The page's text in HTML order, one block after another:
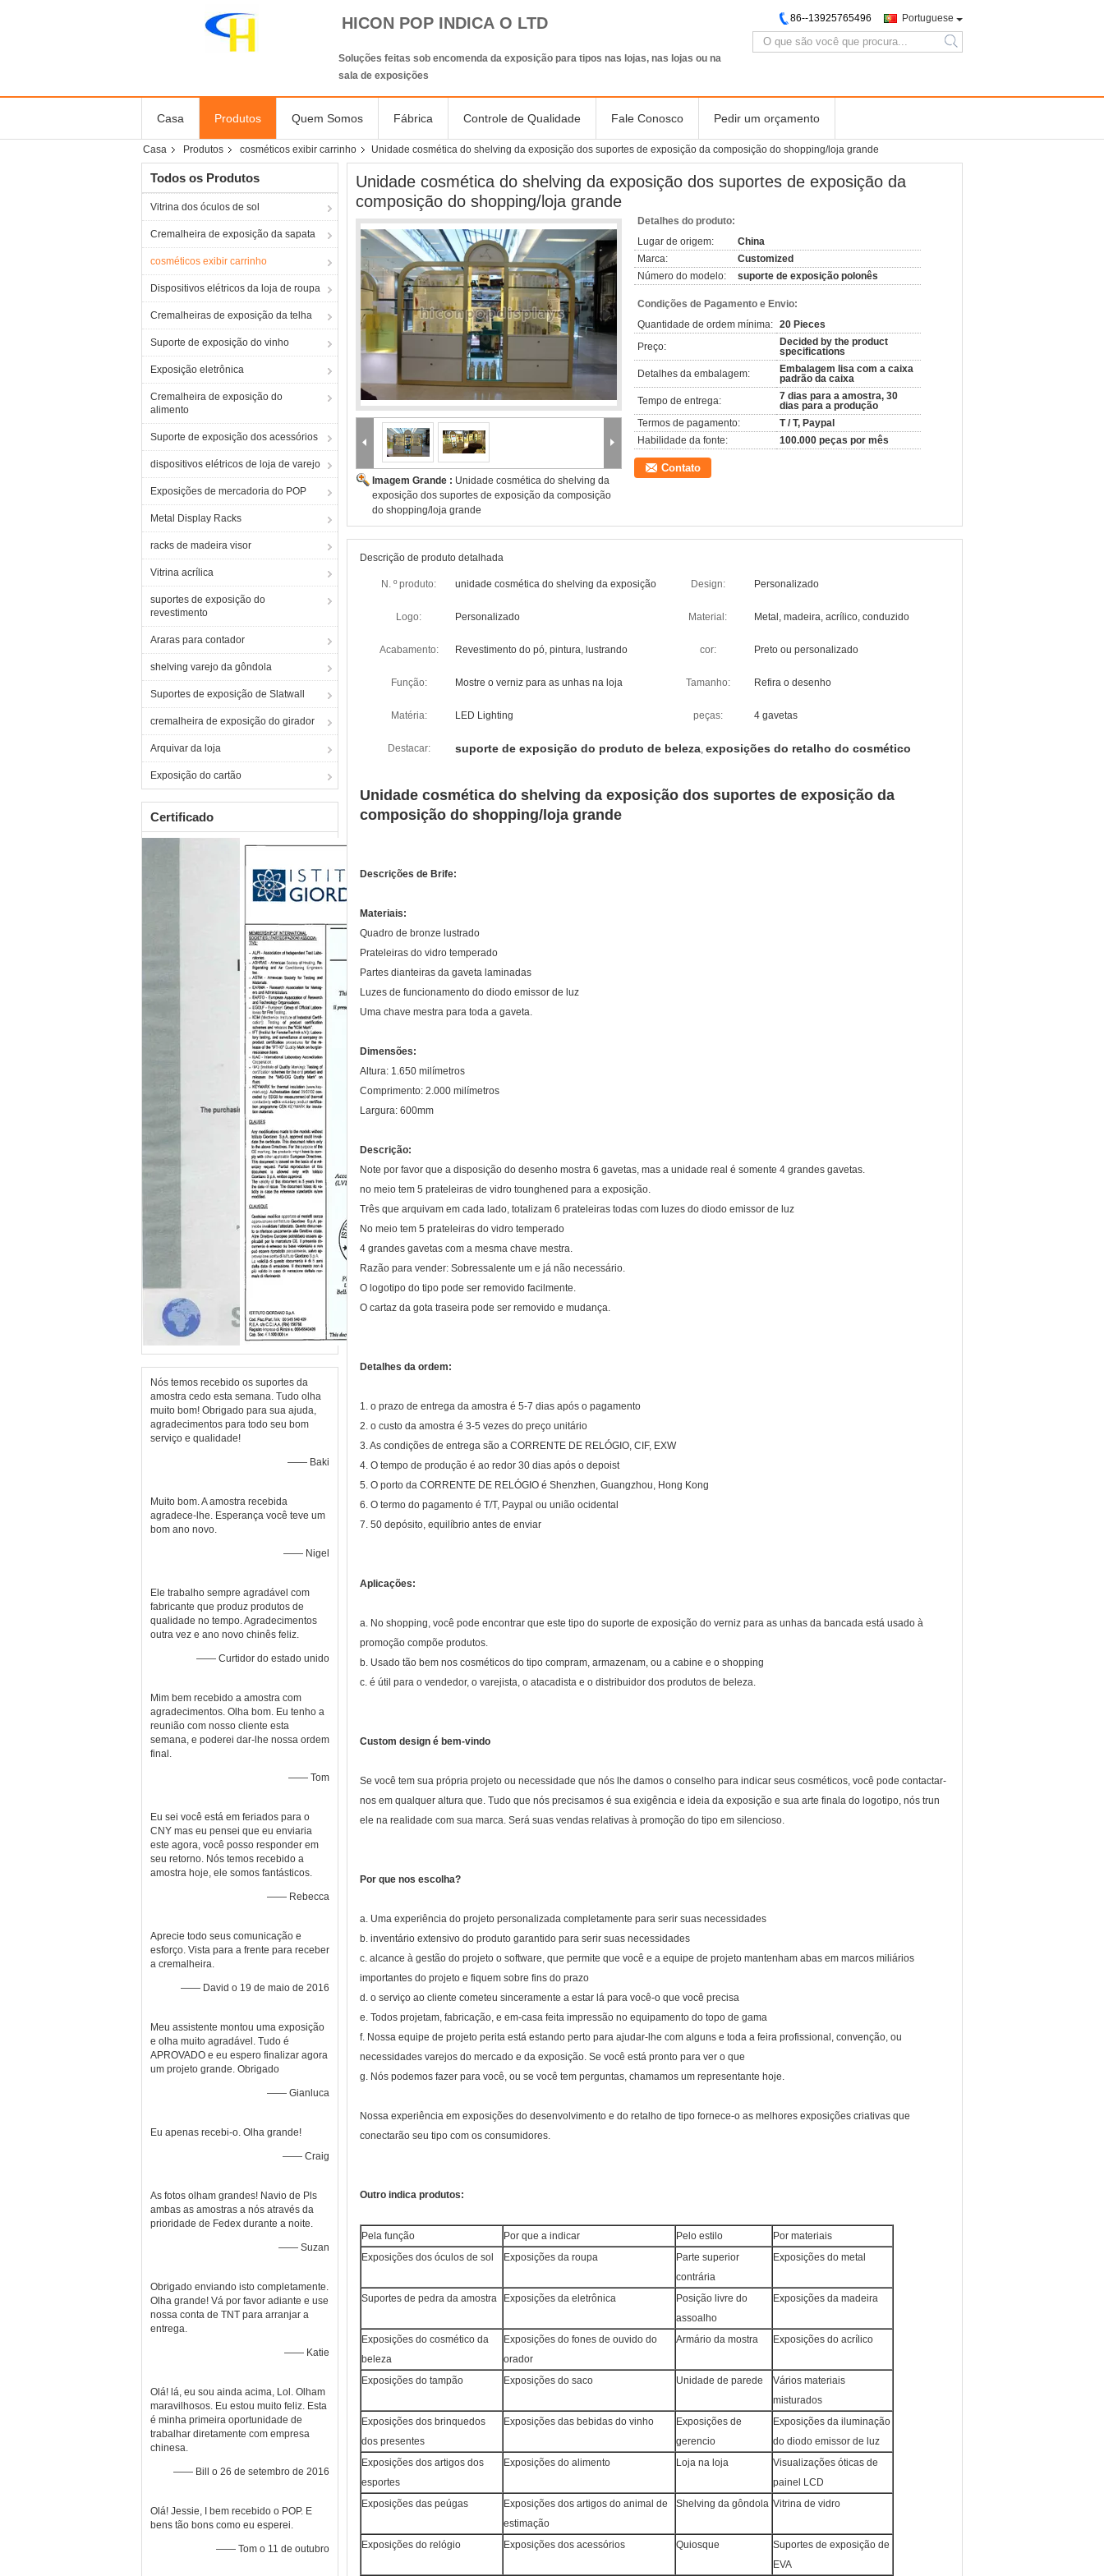
HICON POP INDICA O LTD
Soluções feitas sob encomenda da exposição para tipos nas lojas, nas lojas ou na
sala de exposições
Portuguese
86--13925765496
search
Casa Produtos Quem Somos Fábrica Controle de Qualidade Fale Conosco Pedir um orçamento
Casa Produtos cosméticos exibir carrinho Unidade cosmética do shelving da exposição dos suportes de exposição da composição do shopping/loja grande
Todos os Produtos
Vitrina dos óculos de sol
Cremalheira de exposição da sapata
cosméticos exibir carrinho
Dispositivos elétricos da loja de roupa
Cremalheiras de exposição da telha
Suporte de exposição do vinho
Exposição eletrônica
Cremalheira de exposição do
alimento
Suporte de exposição dos acessórios
dispositivos elétricos de loja de varejo
Exposições de mercadoria do POP
Metal Display Racks
racks de madeira visor
Vitrina acrílica
suportes de exposição do
revestimento
Araras para contador
shelving varejo da gôndola
Suportes de exposição de Slatwall
cremalheira de exposição do girador
Arquivar da loja
Exposição do cartão
Certificado
Nós temos recebido os suportes da
amostra cedo esta semana. Tudo olha
muito bom! Obrigado para sua ajuda,
agradecimentos para todo seu bom
serviço e qualidade!
—— Baki
Muito bom. A amostra recebida
agradece-lhe. Esperança você teve um
bom ano novo.
—— Nigel
Ele trabalho sempre agradável com
fabricante que produz produtos de
qualidade no tempo. Agradecimentos
outra vez e ano novo chinês feliz.
—— Curtidor do estado unido
Mim bem recebido a amostra com
agradecimentos. Olha bom. Eu tenho a
reunião com nosso cliente esta
semana, e poderei dar-lhe nossa ordem
final.
—— Tom
Eu sei você está em feriados para o
CNY mas eu pensei que eu enviaria
este agora, você posso responder em
seu retorno. Nós temos recebido a
amostra hoje, ele somos fantásticos.
—— Rebecca
Aprecie todo seus comunicação e
esforço. Vista para a frente para receber
a cremalheira.
—— David o 19 de maio de 2016
Meu assistente montou uma exposição
e olha muito agradável. Tudo é
APROVADO e eu espero finalizar agora
um projeto grande. Obrigado
—— Gianluca
Eu apenas recebi-o. Olha grande!
—— Craig
As fotos olham grandes! Navio de Pls
ambas as amostras a nós através da
prioridade de Fedex durante a noite.
—— Suzan
Obrigado enviando isto completamente.
Olha grande! Vá por favor adiante e use
nossa conta de TNT para arranjar a
entrega.
—— Katie
Olá! lá, eu sou ainda acima, Lol. Olham
maravilhosos. Eu estou muito feliz. Esta
é minha primeira oportunidade de
trabalhar diretamente com empresa
chinesa.
—— Bill o 26 de setembro de 2016
Olá! Jessie, I bem recebido o POP. E
bens tão bons como eu esperei.
—— Tom o 11 de outubro
Unidade cosmética do shelving da exposição dos suportes de exposição da
composição do shopping/loja grande
Imagem Grande : Unidade cosmética do shelving da
exposição dos suportes de exposição da composição
do shopping/loja grande
Detalhes do produto:
Lugar de origem:
China
Marca:
Customized
Número do modelo:
suporte de exposição polonês
Condições de Pagamento e Envio:
Quantidade de ordem mínima: 20 Pieces
Preço:
Decided by the product
specifications
Detalhes da embalagem:
Embalagem lisa com a caixa
padrão da caixa
Tempo de entrega:
7 dias para a amostra, 30
dias para a produção
Termos de pagamento:
T / T, Paypal
Habilidade da fonte:
100.000 peças por mês
Contato
Descrição de produto detalhada
N. º produto: unidade cosmética do shelving da exposição Design: Personalizado
Logo: Personalizado Material: Metal, madeira, acrílico, conduzido
Acabamento: Revestimento do pó, pintura, lustrando cor: Preto ou personalizado
Função: Mostre o verniz para as unhas na loja Tamanho: Refira o desenho
Matéria: LED Lighting peças: 4 gavetas
Destacar: suporte de exposição do produto de beleza, exposições do retalho do cosmético
Unidade cosmética do shelving da exposição dos suportes de exposição da
composição do shopping/loja grande
Descrições de Brife:
Materiais:
Quadro de bronze lustrado
Prateleiras do vidro temperado
Partes dianteiras da gaveta laminadas
Luzes de funcionamento do diodo emissor de luz
Uma chave mestra para toda a gaveta.
Dimensões:
Altura: 1.650 milímetros
Comprimento: 2.000 milímetros
Largura: 600mm
Descrição:
Note por favor que a disposição do desenho mostra 6 gavetas, mas a unidade real é somente 4 grandes gavetas.
no meio tem 5 prateleiras de vidro tounghened para a exposição.
Três que arquivam em cada lado, totalizam 6 prateleiras todas com luzes do diodo emissor de luz
No meio tem 5 prateleiras do vidro temperado
4 grandes gavetas com a mesma chave mestra.
Razão para vender: Sobressalente um e já não necessário.
O logotipo do tipo pode ser removido facilmente.
O cartaz da gota traseira pode ser removido e mudança.
Detalhes da ordem:
1. o prazo de entrega da amostra é 5-7 dias após o pagamento
2. o custo da amostra é 3-5 vezes do preço unitário
3. As condições de entrega são a CORRENTE DE RELÓGIO, CIF, EXW
4. O tempo de produção é ao redor 30 dias após o depoist
5. O porto da CORRENTE DE RELÓGIO é Shenzhen, Guangzhou, Hong Kong
6. O termo do pagamento é T/T, Paypal ou união ocidental
7. 50 depósito, equilíbrio antes de enviar
Aplicações:
a. No shopping, você pode encontrar que este tipo do suporte de exposição do verniz para as unhas da bancada está usado à
promoção compõe produtos.
b. Usado tão bem nos cosméticos do tipo compram, armazenam, ou a cabine e o shopping
c. é útil para o vendedor, o varejista, o atacadista e o distribuidor dos produtos de beleza.
Custom design é bem-vindo
Se você tem sua própria projeto ou necessidade que nós lhe damos o conselho para indicar seus cosméticos, você pode contactar-
nos em qualquer altura que. Tudo que nós precisamos é sua exigência e ideia da exposição e sua arte finala do logotipo, nós trun
ele na realidade com sua marca. Será suas vendas relativas à promoção do tipo em silencioso.
Por que nos escolha?
a. Uma experiência do projeto personalizada completamente para serir suas necessidades
b. inventário extensivo do produto garantido para serir suas necessidades
c. alcance à gestão do projeto o software, que permite que você e a equipe de projeto mantenham abas em marcos miliários
importantes do projeto e fiquem sobre fins do prazo
d. o serviço ao cliente cometeu sinceramente a estar lá para você-o que você precisa
e. Todos projetam, fabricação, e em-casa feita impressão no equipamento do topo de gama
f. Nossa equipe de projeto perita está estando perto para ajudar-lhe com alguns e toda a feira profissional, convenção, ou
necessidades varejos do mercado e da exposição. Se você está pronto para ver o que
g. Nós podemos fazer para você, ou se você tem perguntas, chamamos um representante hoje.
Nossa experiência em exposições do desenvolvimento e do retalho de tipo fornece-o as melhores exposições criativas que
conectarão seu tipo com os consumidores.
Outro indica produtos:
Pela função Por que a indicar Pelo estilo
Por materiais
Exposições dos óculos de sol
Exposições da roupa
Parte superior
contrária
Exposições do metal
Suportes de pedra da amostra Exposições da eletrônica
Posição livre do
assoalho
Exposições da madeira
Exposições do cosmético da
beleza
Exposições do fones de ouvido do
orador
Armário da mostra Exposições do acrílico
Exposições do tampão Exposições do saco Unidade de parede
Vários materiais
misturados
Exposições dos brinquedos
dos presentes
Exposições das bebidas do vinho
Exposições de
gerencio
Exposições da iluminação
do diodo emissor de luz
Exposições dos artigos dos
esportes
Exposições do alimento Loja na loja
Visualizações óticas de
painel LCD
Exposições das peúgas
Exposições dos artigos do animal de
estimação
Shelving da gôndola Vitrina de vidro
Exposições do relógio Exposições dos acessórios Quiosque
Suportes de exposição de
EVA